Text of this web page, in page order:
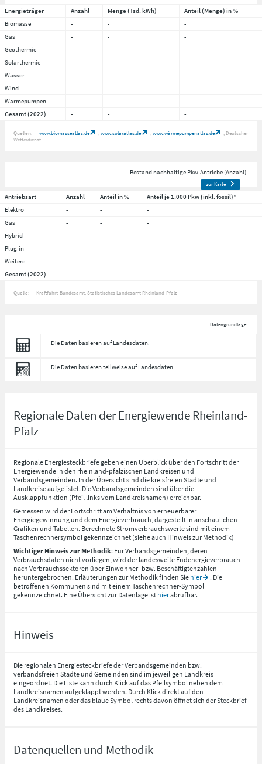
Energieträger Anzahl Menge (Tsd. kWh)
Anteil (Menge) in %
Biomasse
- -
-
Gas
- -
-
Geothermie
- -
-
Solarthermie
- -
-
Wasser
- -
-
Wind
- -
-
Wärmepumpen
- -
-
Gesamt (2022)
- - -
Quellen: www.biomasseatlas.de www.solaratlas.de www.wärmepumpenatlas.de
Deutscher
Wetterdienst
Bestand nachhaltige Pkw-Antriebe (Anzahl)
zur Karte
Antriebsart Anzahl Anteil in %
Anteil je 1.000 Pkw (inkl. fossil)*
Elektro
- -
-
Gas
- -
-
Hybrid
- -
-
Plug-in
- -
-
Weitere
- -
-
Gesamt (2022)
- - -
Quelle: Kraftfahrt-Bundesamt, Statistisches Landesamt Rheinland-Pfalz
Datengrundlage
Die Daten basieren auf Landesdaten.
Die Daten basieren teilweise auf Landesdaten.
Regionale Daten der Energiewende Rheinland-
Pfalz
Regionale Energiesteckbriefe geben einen Überblick über den Fortschritt der
Energiewende in den rheinland-pfälzischen Landkreisen und
Verbandsgemeinden. In der Übersicht sind die kreisfreien Städte und
Landkreise aufgelistet. Die Verbandsgemeinden sind über die
Ausklappfunktion (Pfeil links vom Landkreisnamen) erreichbar.
Gemessen wird der Fortschritt am Verhältnis von erneuerbarer
Energiegewinnung und dem Energieverbrauch, dargestellt in anschaulichen
Grafiken und Tabellen. Berechnete Stromverbrauchswerte sind mit einem
Taschenrechnersymbol gekennzeichnet (siehe auch Hinweis zur Methodik)
Wichtiger Hinweis zur Methodik: Für Verbandsgemeinden, deren
Verbrauchsdaten nicht vorliegen, wird der landesweite Endenergieverbrauch
nach Verbrauchssektoren über Einwohner- bzw. Beschäftigtenzahlen
heruntergebrochen. Erläuterungen zur Methodik finden Sie hier
. Die
betroffenen Kommunen sind mit einem Taschenrechner-Symbol
gekennzeichnet. Eine Übersicht zur Datenlage ist hierabrufbar.
Hinweis
Die regionalen Energiesteckbriefe der Verbandsgemeinden bzw.
verbandsfreien Städte und Gemeinden sind im jeweiligen Landkreis
eingeordnet. Die Liste kann durch Klick auf das Pfeilsymbol neben dem
Landkreisnamen aufgeklappt werden. Durch Klick direkt auf den
Landkreisnamen oder das blaue Symbol rechts davon öffnet sich der Steckbrief
des Landkreises.
Datenquellen und Methodik